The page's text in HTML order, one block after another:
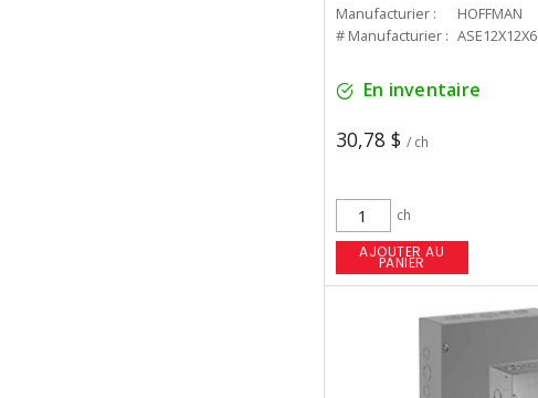
Manufacturier :
HOFFMAN
# Manufacturier : ASE12X12X6
En inventaire
30,78 $ / ch
ch
AJOUTER AU
PANIER